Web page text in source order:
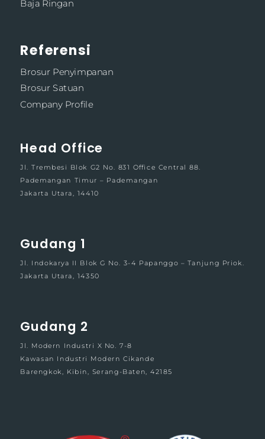
Baja Ringan
Referensi
Brosur Penyimpanan
Brosur Satuan
Company Profile
Head Office
Jl. Trembesi Blok G2 No. 831 Office Central 88.
Pademangan Timur – Pademangan
Jakarta Utara, 14410
Gudang 1
Jl. Indokarya II Blok G No. 3-4 Papanggo – Tanjung Priok.
Jakarta Utara, 14350
Gudang 2
Jl. Modern Industri X No. 7-8
Kawasan Industri Modern Cikande
Barengkok, Kibin, Serang-Baten, 42185